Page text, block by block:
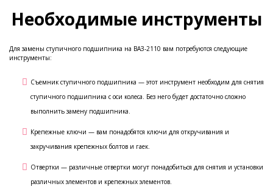
Необходимые инструменты
Для замены ступичного подшипника на ВАЗ-2110 вам потребуются следующие
инструменты:
Съемник ступичного подшипника — этот инструмент необходим для снятия
ступичного подшипника с оси колеса. Без него будет достаточно сложно
выполнить замену подшипника.
Крепежные ключи — вам понадобятся ключи для откручивания и
закручивания крепежных болтов и гаек.
Отвертки — различные отвертки могут понадобиться для снятия и установки
различных элементов и крепежных элементов.